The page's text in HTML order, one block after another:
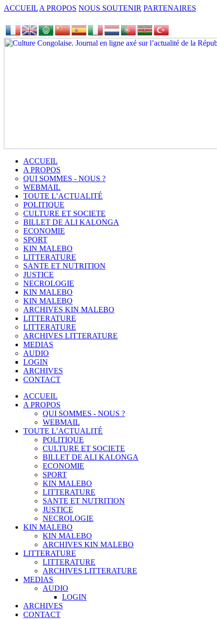
ACCUEIL A PROPOS NOUS SOUTENIR PARTENAIRES
ACCUEIL
A PROPOS
QUI SOMMES - NOUS ?
WEBMAIL
TOUTE L’ACTUALITÉ
POLITIQUE
CULTURE ET SOCIETE
BILLET DE ALI KALONGA
ECONOMIE
SPORT
KIN MALEBO
LITTERATURE
SANTE ET NUTRITION
JUSTICE
NECROLOGIE
KIN MALEBO
KIN MALEBO
ARCHIVES KIN MALEBO
LITTERATURE
LITTERATURE
ARCHIVES LITTERATURE
MEDIAS
AUDIO
LOGIN
ARCHIVES
CONTACT
ACCUEIL
A PROPOS
QUI SOMMES - NOUS ?
WEBMAIL
TOUTE L’ACTUALITÉ
POLITIQUE
CULTURE ET SOCIETE
BILLET DE ALI KALONGA
ECONOMIE
SPORT
KIN MALEBO
LITTERATURE
SANTE ET NUTRITION
JUSTICE
NECROLOGIE
KIN MALEBO
KIN MALEBO
ARCHIVES KIN MALEBO
LITTERATURE
LITTERATURE
ARCHIVES LITTERATURE
MEDIAS
AUDIO
LOGIN
ARCHIVES
CONTACT